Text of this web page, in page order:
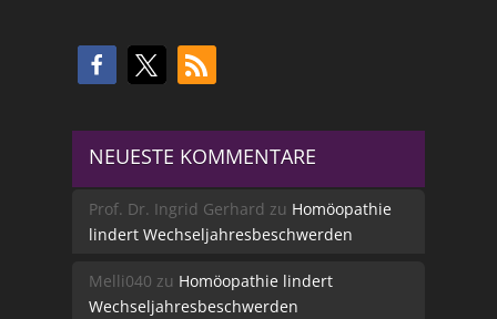
NEUESTE KOMMENTARE
Prof. Dr. Ingrid Gerhard zu Homöopathie
lindert Wechseljahresbeschwerden
Melli040 zu Homöopathie lindert
Wechseljahresbeschwerden